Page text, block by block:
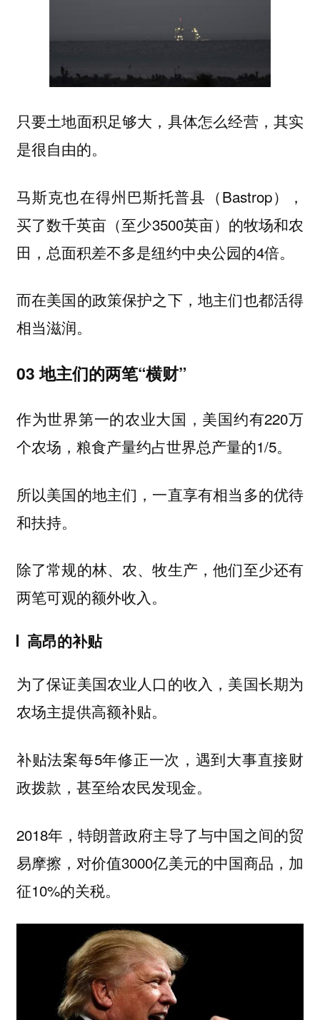
只要土地面积足够大，具体怎么经营，其实
是很自由的。
马斯克也在得州巴斯托普县（Bastrop），
买了数千英亩（至少3500英亩）的牧场和农
田，总面积差不多是纽约中央公园的4倍。
而在美国的政策保护之下，地主们也都活得
相当滋润。
03 地主们的两笔“横财”
作为世界第一的农业大国，美国约有220万
个农场，粮食产量约占世界总产量的1/5。
所以美国的地主们，一直享有相当多的优待
和扶持。
除了常规的林、农、牧生产，他们至少还有
两笔可观的额外收入。
高昂的补贴
为了保证美国农业人口的收入，美国长期为
农场主提供高额补贴。
补贴法案每5年修正一次，遇到大事直接财
政拨款，甚至给农民发现金。
2018年，特朗普政府主导了与中国之间的贸
易摩擦，对价值3000亿美元的中国商品，加
征10%的关税。